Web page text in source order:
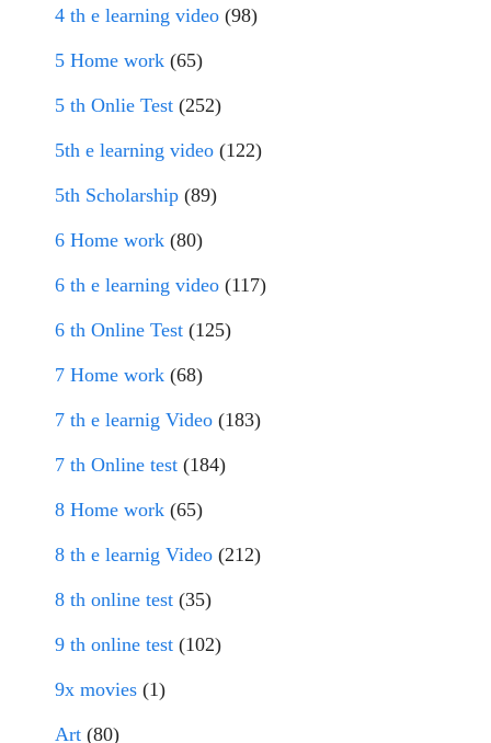
4 th e learning video (98)
5 Home work (65)
5 th Onlie Test (252)
5th e learning video (122)
5th Scholarship (89)
6 Home work (80)
6 th e learning video (117)
6 th Online Test (125)
7 Home work (68)
7 th e learnig Video (183)
7 th Online test (184)
8 Home work (65)
8 th e learnig Video (212)
8 th online test (35)
9 th online test (102)
9x movies (1)
Art (80)